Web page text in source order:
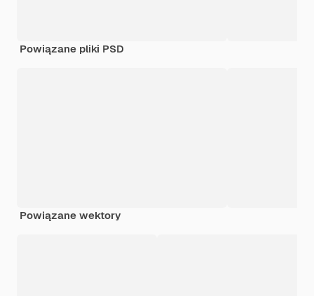
Powiązane pliki PSD
Powiązane wektory